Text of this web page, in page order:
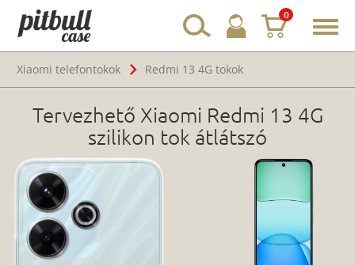
0
Xiaomi telefontokok
Redmi 13 4G tokok
Tervezhető Xiaomi Redmi 13 4G
szilikon tok átlátszó